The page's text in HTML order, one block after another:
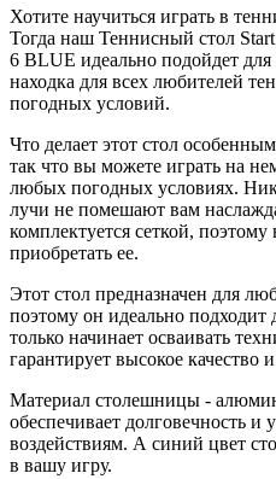
Хотите научиться играть в
Тогда наш Теннисный стол
6 BLUE идеально подойдет
находка для всех любителей
погодных условий.
Что делает этот стол
так что вы можете играть на
любых погодных условиях.
лучи не помешают вам
комплектуется сеткой,
приобретать ее.
Этот стол предназначен для
поэтому он идеально
только начинает осваивать
гарантирует высокое качество
Материал столешницы -
обеспечивает долговечность
воздействиям. А синий цвет
в вашу игру.